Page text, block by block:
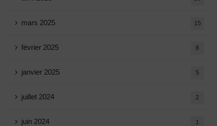
mars 2025 15
février 2025 8
janvier 2025 5
juillet 2024 2
juin 2024 1